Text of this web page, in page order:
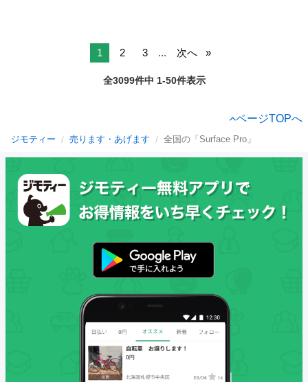
1 2 3 ... 次へ
全3099件中 1-50件表示
ページTOPへ
ジモティー 売ります・あげます 全国の「Surface Pro」